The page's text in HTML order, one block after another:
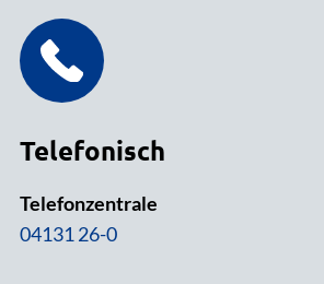
Telefonisch
Telefonzentrale
04131 26-0